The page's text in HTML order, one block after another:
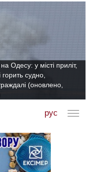
Одесу: у місті приліт,
горить судно,
(оновлено,
рус